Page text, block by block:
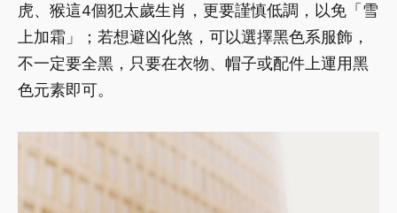
虎、猴這4個犯太歲生肖，更要謹慎低調，以免「雪
上加霜」；若想避凶化煞，可以選擇黑色系服飾，
不一定要全黑，只要在衣物、帽子或配件上運用黑
色元素即可。